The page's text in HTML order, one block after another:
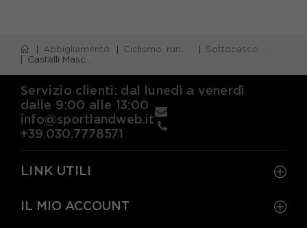
Abbigliamento Ciclismo, running e piscina
Sottocasco, balaclava, bandane ciclismo
Castelli Maschera Antivento Viso Windstopper Nero
Servizio clienti: dal lunedì a venerdì
dalle 9:00 alle 13:00
info@sportlandweb.it
+39.030.7778571
LINK UTILI
IL MIO ACCOUNT